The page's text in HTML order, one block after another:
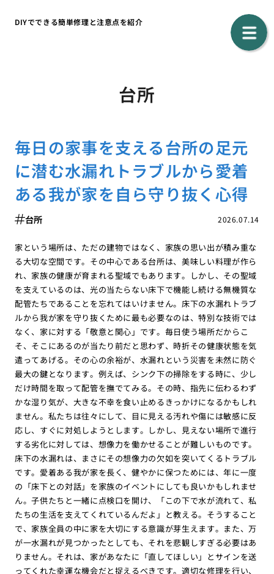
DIYでできる簡単修理と注意点を紹介
台所
毎日の家事を支える台所の足元
に潜む水漏れトラブルから愛着
ある我が家を自ら守り抜く心得
2026.07.14
台所
家という場所は、ただの建物ではなく、家族の思い出が積み重な
る大切な空間です。その中心である台所は、美味しい料理が作ら
れ、家族の健康が育まれる聖域でもあります。しかし、その聖域
を支えているのは、光の当たらない床下で機能し続ける無機質な
配管たちであることを忘れてはいけません。床下の水漏れトラブ
ルから我が家を守り抜くために最も必要なのは、特別な技術では
なく、家に対する「敬意と関心」です。毎日使う場所だからこ
そ、そこにあるのが当たり前だと思わず、時折その健康状態を気
遣ってあげる。その心の余裕が、水漏れという災害を未然に防ぐ
最大の鍵となります。例えば、シンク下の掃除をする時に、少し
だけ時間を取って配管を撫でてみる。その時、指先に伝わるわず
かな湿り気が、大きな不幸を食い止めるきっかけになるかもしれ
ません。私たちは往々にして、目に見える汚れや傷には敏感に反
応し、すぐに対処しようとします。しかし、見えない場所で進行
する劣化に対しては、想像力を働かせることが難しいものです。
床下の水漏れは、まさにその想像力の欠如を突いてくるトラブル
です。愛着ある我が家を長く、健やかに保つためには、年に一度
の「床下との対話」を家族のイベントにしても良いかもしれませ
ん。子供たちと一緒に点検口を開け、「この下で水が流れて、私
たちの生活を支えてくれているんだよ」と教える。そうすること
で、家族全員の中に家を大切にする意識が芽生えます。また、万
が一水漏れが見つかったとしても、それを悲観しすぎる必要はあ
りません。それは、家があなたに「直してほしい」とサインを送
ってくれた幸運な機会だと捉えるべきです。適切な修理を行い、